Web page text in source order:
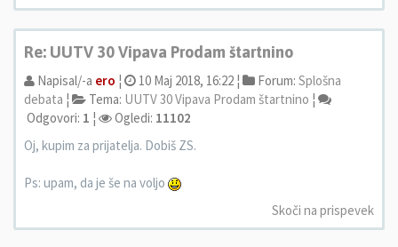
Re: UUTV 30 Vipava Prodam štartnino
Napisal/-a ero ¦ 10 Maj 2018, 16:22 ¦ Forum: Splošna
debata ¦ Tema: UUTV 30 Vipava Prodam štartnino ¦
Odgovori: 1 ¦ Ogledi: 11102
Oj, kupim za prijatelja. Dobiš ZS.
Ps: upam, da je še na voljo
Skoči na prispevek